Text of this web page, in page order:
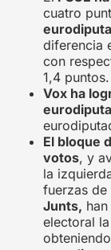
cuatro
diferencia
con
1,4 puntos.
Vox ha
El bloque
votos, y
la
fuerzas
Junts,
electoral